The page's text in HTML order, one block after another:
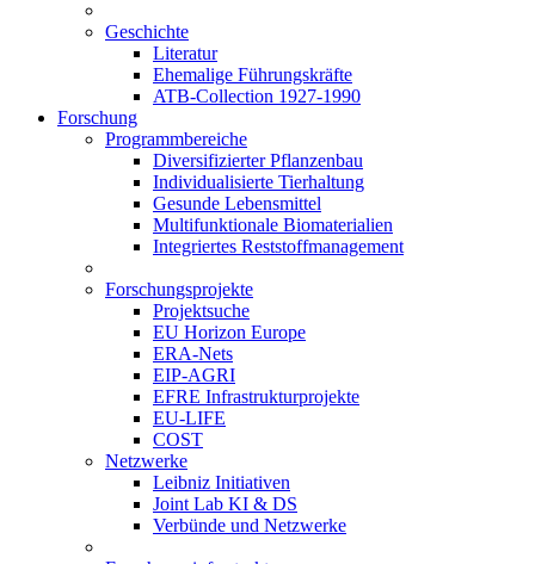
Geschichte
Literatur
Ehemalige Führungskräfte
ATB-Collection 1927-1990
Forschung
Programmbereiche
Diversifizierter Pflanzenbau
Individualisierte Tierhaltung
Gesunde Lebensmittel
Multifunktionale Biomaterialien
Integriertes Reststoffmanagement
Forschungsprojekte
Projektsuche
EU Horizon Europe
ERA-Nets
EIP-AGRI
EFRE Infrastrukturprojekte
EU-LIFE
COST
Netzwerke
Leibniz Initiativen
Joint Lab KI & DS
Verbünde und Netzwerke